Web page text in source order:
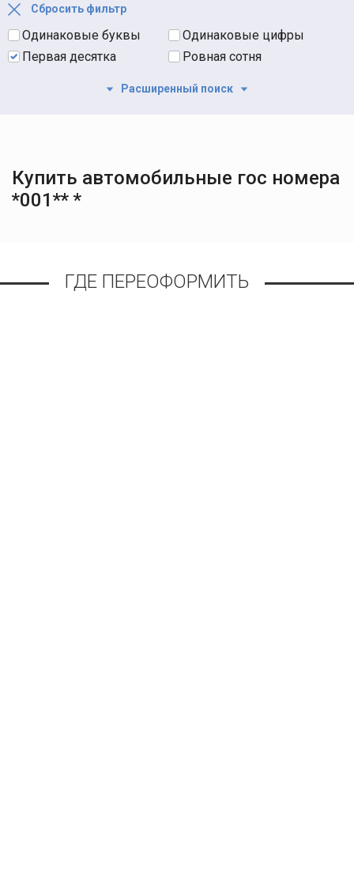
Сбросить фильтр
Одинаковые буквы
Одинаковые цифры
Первая десятка
Ровная сотня
Расширенный поиск
Купить автомобильные гос номера
*001** *
ГДЕ ПЕРЕОФОРМИТЬ